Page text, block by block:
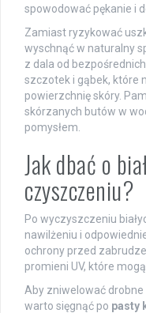
spowodować pękanie i
Zamiast ryzykować
wyschnąć w naturalny
z dala od
szczotek i gąbek, które
powierzchnię skóry.
skórzanych butów w
pomysłem.
Jak dbać o
czyszczeniu?
Po wyczyszczeniu
nawilżeniu i
ochrony przed
promieni UV, które
Aby zniwelować
warto sięgnąć po pasty